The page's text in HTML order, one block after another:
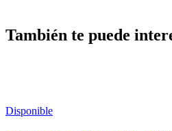
También te puede
Disponible